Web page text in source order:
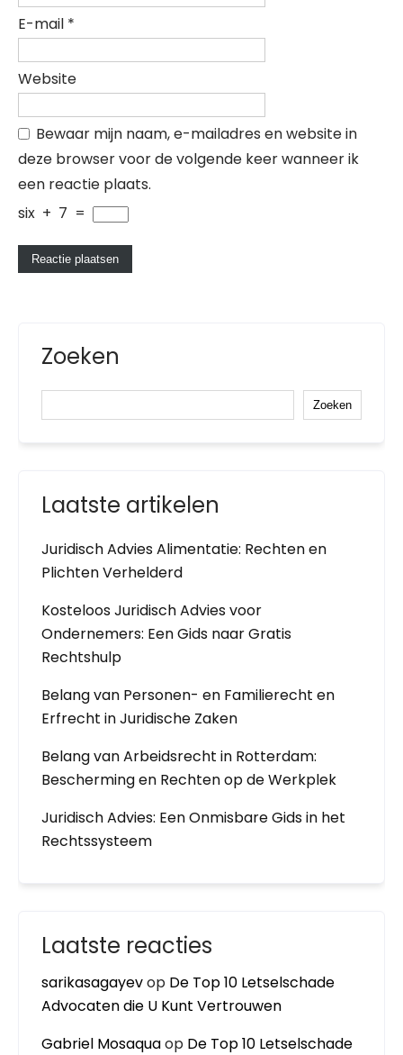
E-mail *
Website
Bewaar mijn naam, e-mailadres en website in
deze browser voor de volgende keer wanneer ik
een reactie plaats.
six + 7 =
Zoeken
Zoeken
Laatste artikelen
Juridisch Advies Alimentatie: Rechten en
Plichten Verhelderd
Kosteloos Juridisch Advies voor
Ondernemers: Een Gids naar Gratis
Rechtshulp
Belang van Personen- en Familierecht en
Erfrecht in Juridische Zaken
Belang van Arbeidsrecht in Rotterdam:
Bescherming en Rechten op de Werkplek
Juridisch Advies: Een Onmisbare Gids in het
Rechtssysteem
Laatste reacties
sarikasagayevop De Top 10 Letselschade
Advocaten die U Kunt Vertrouwen
Gabriel Mosaquaop De Top 10 Letselschade